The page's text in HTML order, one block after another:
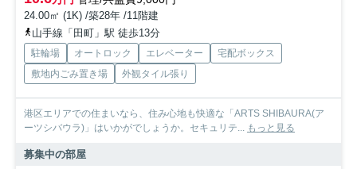
24.00㎡ (1K) /築28年 /11階建
山手線「田町」駅 徒歩13分
駐輪場 オートロック エレベーター
宅配ボックス
敷地内ごみ置き場
外観タイル張り
港区エリアでの住まいなら、住み心地も快適な「ARTS SHIBAURA(ア
ーツシバウラ)」はいかがでしょうか。セキュリテ... もっと見る
募集中の部屋